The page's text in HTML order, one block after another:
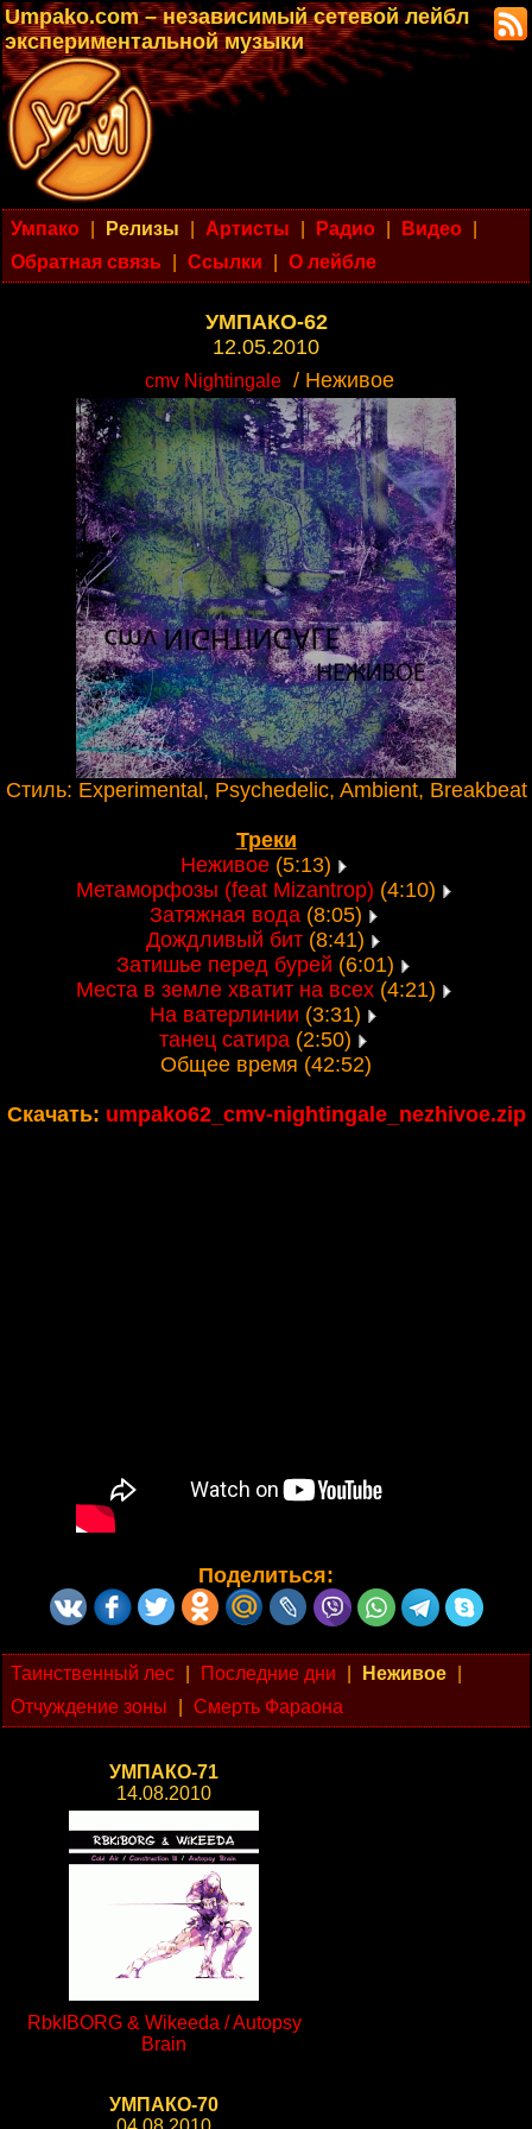
Umpako.com – независимый сетевой лейбл
экспериментальной музыки
Умпако Релизы Артисты Радио Видео
Обратная связь
Ссылки О лейбле
УМПАКО-62
12.05.2010
cmv Nightingale / Неживое
Стиль: Experimental, Psychedelic, Ambient, Breakbeat
Треки
Неживое(5:13)
Метаморфозы (feat Mizantrop) (4:10)
Затяжная вода(8:05)
Дождливый бит (8:41)
Затишье перед бурей (6:01)
Места в земле хватит на всех(4:21)
На ватерлинии (3:31)
танец сатира (2:50)
Общее время (42:52)
Скачать: umpako62_cmv-nightingale_nezhivoe.zip
Поделиться:
Таинственный лес Последние дни Неживое
Отчуждение зоны
Смерть Фараона
УМПАКО-71
14.08.2010
RbkIBORG & Wikeeda / Autopsy
Brain
УМПАКО-70